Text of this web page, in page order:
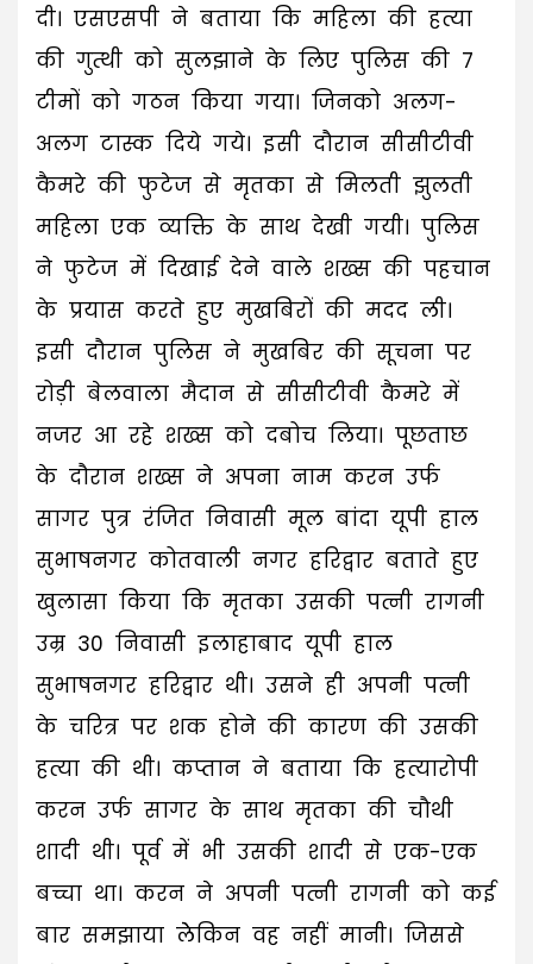
दी। एसएसपी ने बताया कि महिला की हत्या
की गुत्थी को सुलझाने के लिए पुलिस की 7
टीमों को गठन किया गया। जिनको अलग-
अलग टास्क दिये गये। इसी दौरान सीसीटीवी
कैमरे की फुटेज से मृतका से मिलती झुलती
महिला एक व्यक्ति के साथ देखी गयी। पुलिस
ने फुटेज में दिखाई देने वाले शख्स की पहचान
के प्रयास करते हुए मुखबिरों की मदद ली।
इसी दौरान पुलिस ने मुखबिर की सूचना पर
रोड़ी बेलवाला मैदान से सीसीटीवी कैमरे में
नजर आ रहे शख्स को दबोच लिया। पूछताछ
के दौरान शख्स ने अपना नाम करन उर्फ
सागर पुत्र रंजित निवासी मूल बांदा यूपी हाल
सुभाषनगर कोतवाली नगर हरिद्वार बताते हुए
खुलासा किया कि मृतका उसकी पत्नी रागनी
उम्र 30 निवासी इलाहाबाद यूपी हाल
सुभाषनगर हरिद्वार थी। उसने ही अपनी पत्नी
के चरित्र पर शक होने की कारण की उसकी
हत्या की थी। कप्तान ने बताया कि हत्यारोपी
करन उर्फ सागर के साथ मृतका की चौथी
शादी थी। पूर्व में भी उसकी शादी से एक-एक
बच्चा था। करन ने अपनी पत्नी रागनी को कई
बार समझाया लेेकिन वह नहीं मानी। जिससे